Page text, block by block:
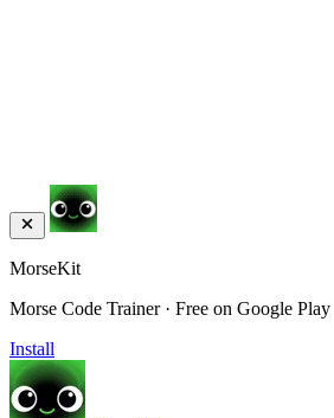
MorseKit
Morse Code Trainer · Free on Google Play
Install